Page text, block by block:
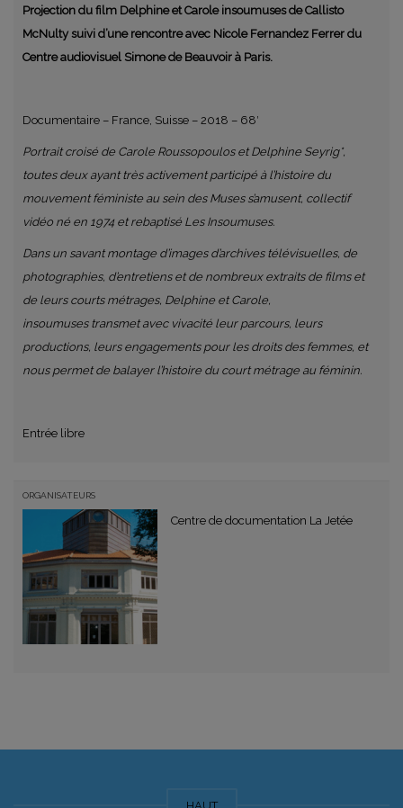
Projection du film Delphine et Carole insoumuses de Callisto
McNulty suivi d’une rencontre avec Nicole Fernandez Ferrer du
Centre audiovisuel Simone de Beauvoir à Paris.
Documentaire – France, Suisse – 2018 – 68′
Portrait croisé de Carole Roussopoulos et Delphine Seyrig*,
toutes deux ayant très activement participé à l’histoire du
mouvement féministe au sein des Muses s’amusent, collectif
vidéo né en 1974 et rebaptisé Les Insoumuses.
Dans un savant montage d’images d’archives télévisuelles, de
photographies, d’entretiens et de nombreux extraits de films et
de leurs courts métrages, Delphine et Carole,
insoumuses transmet avec vivacité leur parcours, leurs
productions, leurs engagements pour les droits des femmes, et
nous permet de balayer l’histoire du court métrage au féminin.
Entrée libre
ORGANISATEURS
Centre de documentation La Jetée